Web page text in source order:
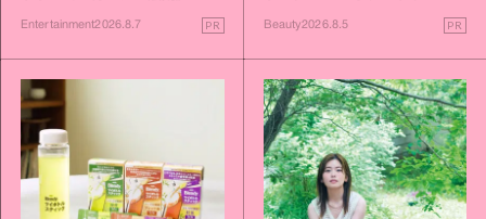
Entertainment2026.8.7 PR Beauty2026.8.5 PR